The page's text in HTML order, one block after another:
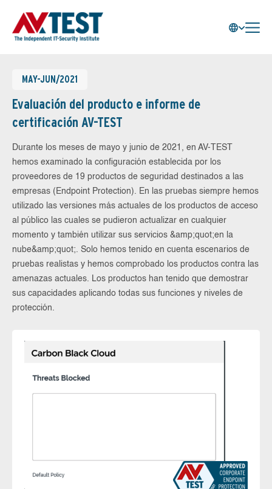
MAY-JUN/2021
Evaluación del producto e informe de
certificación AV-TEST
Durante los meses de mayo y junio de 2021, en AV-TEST
hemos examinado la configuración establecida por los
proveedores de 19 productos de seguridad destinados a las
empresas (Endpoint Protection). En las pruebas siempre hemos
utilizado las versiones más actuales de los productos de acceso
al público las cuales se pudieron actualizar en cualquier
momento y también utilizar sus servicios &amp;quot;en la
nube&amp;quot;. Solo hemos tenido en cuenta escenarios de
pruebas realistas y hemos comprobado los productos contra las
amenazas actuales. Los productos han tenido que demostrar
sus capacidades aplicando todas sus funciones y niveles de
protección.